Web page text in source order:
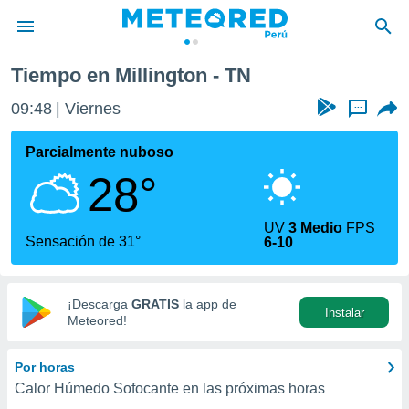
de
ha sido
que se
calidad.
a este
las
y
digital
basada
Tiempo en Millington - TN
09:48 Viernes ...
Parcialmente nuboso
28°
Sensación de 31°
UV3 Medio FPS
6-10
¡Descarga GRATIS la app de
Meteored!
Instalar
Por horas
Calor Húmedo Sofocante en las próximas horas